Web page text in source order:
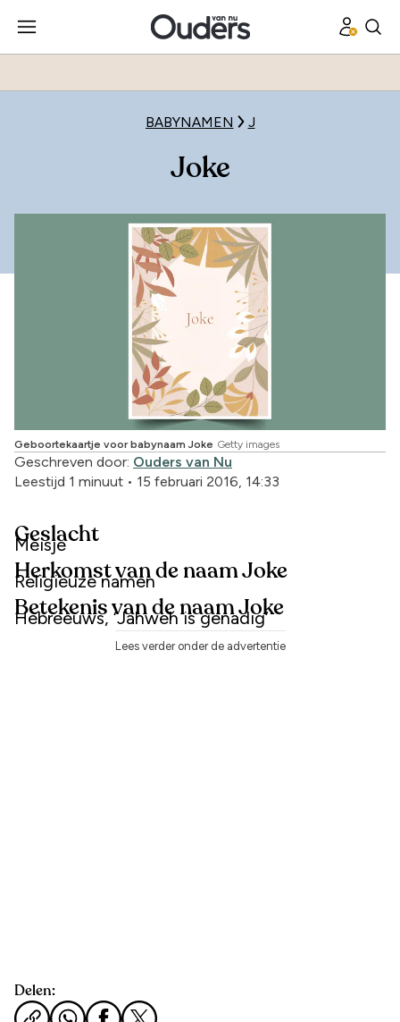
BABYNAMEN J
Joke
Geboortekaartje voor babynaam Joke Getty images
Geschreven door: Ouders van Nu
Leestijd 1 minuut • 15 februari 2016, 14:33
Geslacht
Meisje
Herkomst van de naam Joke
Religieuze namen
Betekenis van de naam Joke
Hebreeuws, ‘Jahweh is genadig’
Lees verder onder de advertentie
Delen: